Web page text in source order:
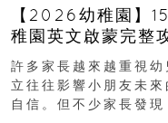
【2026幼稚園】
稚園英文啟蒙完整
許多家長越來越重視
立往往影響小朋友未
自信。但不少家長發